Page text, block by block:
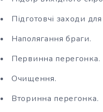
Підготовчі заходи
Наполягання браги.
Первинна перегонка.
Очищення.
Вторинна перегонка.